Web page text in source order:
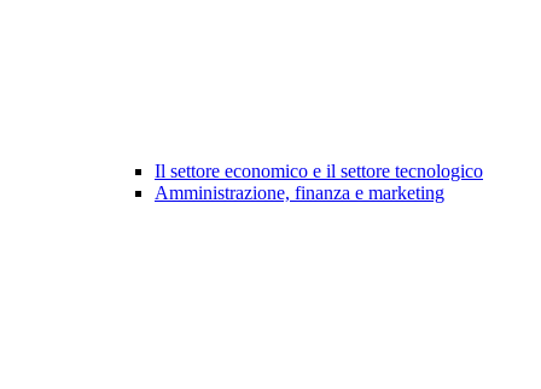
Il settore economico e il settore tecnologico
Amministrazione, finanza e marketing